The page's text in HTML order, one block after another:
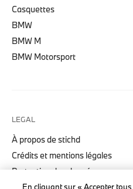
Casquettes
BMW
BMW M
BMW Motorsport
LEGAL
À propos de stichd
Crédits et mentions légales
Protection des données
En cliquant sur « Accepter